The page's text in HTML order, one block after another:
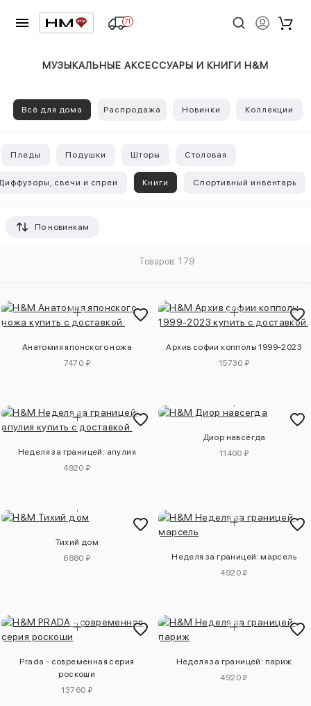
71
МУЗЫКАЛЬНЫЕ АКСЕССУАРЫ И КНИГИ H&M
Всё для дома Распродажа Новинки Коллекции
Пледы Подушки Шторы Столовая
свечи и спреи Книги Спортивный инвентарь
По новинкам
Товаров: 179
Анатомия японского ножа
7470 ₽
Архив софии копполы 1999-2023
15730 ₽
Неделя за границей: апулия
4920 ₽
Диор навсегда
11400 ₽
Тихий дом
6880 ₽
Неделя за границей: марсель
4920 ₽
Prada - современная серия
роскоши
13760 ₽
Неделя за границей: париж
4920 ₽